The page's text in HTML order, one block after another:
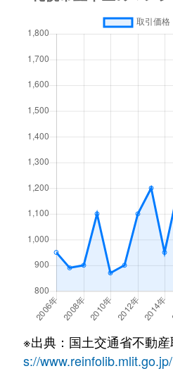
2,100万円
月寒東１条
月寒東１条
2,100万円
月寒東１条
月寒東１条
3,400万円
月寒東１条
3,500万円
月寒東１条
800万円
月寒東１条
1,900万円
月寒東１条
1,100万円
月寒東２条
640万円
※出典：国土交通省不動
s://www.reinfolib.mlit.go.jp/